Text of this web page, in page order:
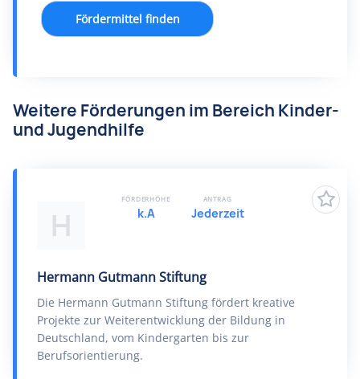
Fördermittel finden
Weitere Förderungen im Bereich Kinder-
und Jugendhilfe
H
Hermann Gutmann Stiftung
Die Hermann Gutmann Stiftung fördert kreative
Projekte zur Weiterentwicklung der Bildung in
Deutschland, vom Kindergarten bis zur
Berufsorientierung.
FÖRDERHÖHE
k.A
ANTRAG
Jederzeit